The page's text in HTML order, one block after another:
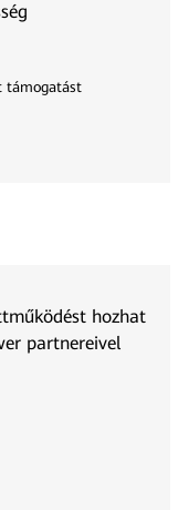
támogatást
hozhat
partnereivel